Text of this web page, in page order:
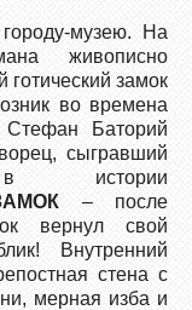
музею. На
живописно
готический замок
во времена
Баторий
сыгравший
истории
– после
вернул свой
Внутренний
стена с
мерная изба и